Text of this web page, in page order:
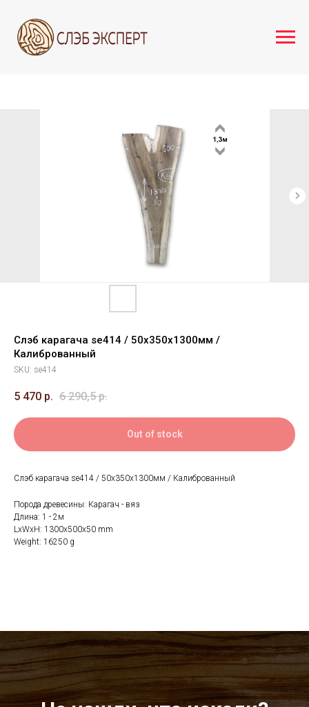
Слэб карагача se414 / 50х350х1300мм /
Калиброванный
SKU: se414
5 470 р. 6 290,5 р.
Out of stock
Слэб карагача se414 / 50х350х1300мм / Калиброванный
Порода древесины: Карагач - вяз
Длина: 1 - 2м
LxWxH: 1300x500x50 mm
Weight: 16250 g